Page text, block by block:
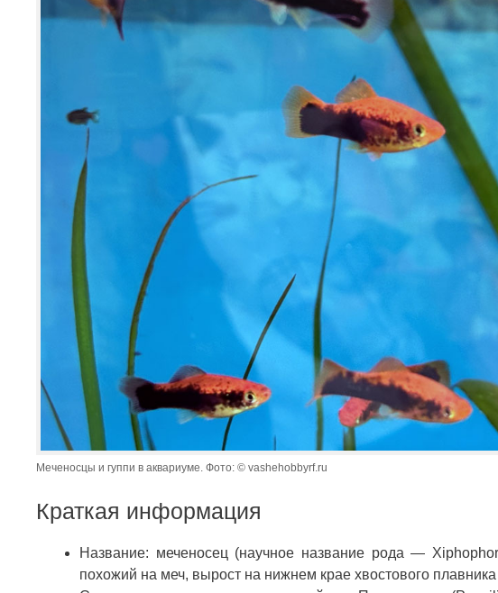
Меченосцы и гуппи в аквариуме. Фото: © vashehobbyrf.ru
Краткая информация
Название: меченосец (научное название рода —
похожий на меч, вырост на нижнем крае хвостового